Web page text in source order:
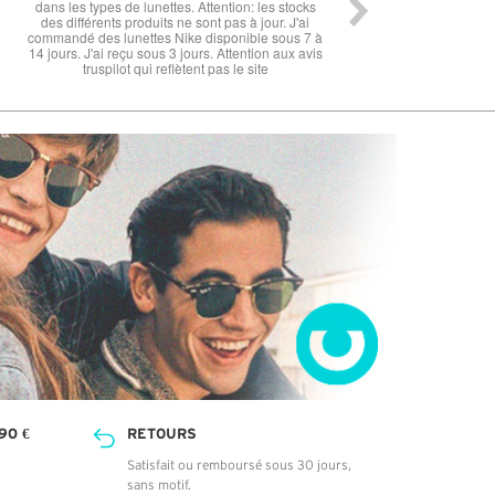
peu longue à mon goût. Cependant les lunettes
sont top !!
€ RETOURS
Satisfait ou remboursé sous 30 jours,
sans motif.